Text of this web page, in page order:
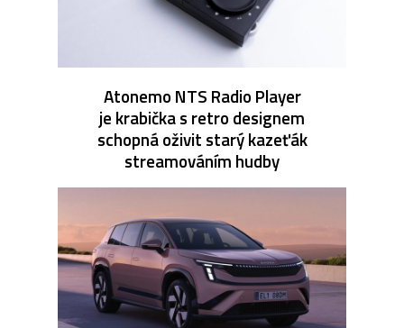
Atonemo NTS Radio Player
je krabička s retro designem
schopná oživit starý kazeťák
streamováním hudby